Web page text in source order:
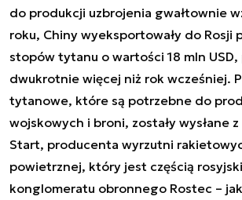
do produkcji uzbrojenia gwałtownie
roku, Chiny wyeksportowały do Rosji
stopów tytanu o wartości 18 mln USD,
dwukrotnie więcej niż rok wcześniej.
tytanowe, które są potrzebne do
wojskowych i broni, zostały wysłane z
Start, producenta wyrzutni
powietrznej, który jest częścią
konglomeratu obronnego Rostec –